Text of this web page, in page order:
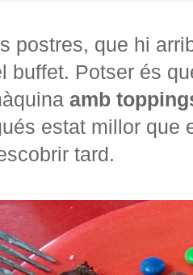
postres, que hi
buffet. Potser és
amb
estat millor que
tard.